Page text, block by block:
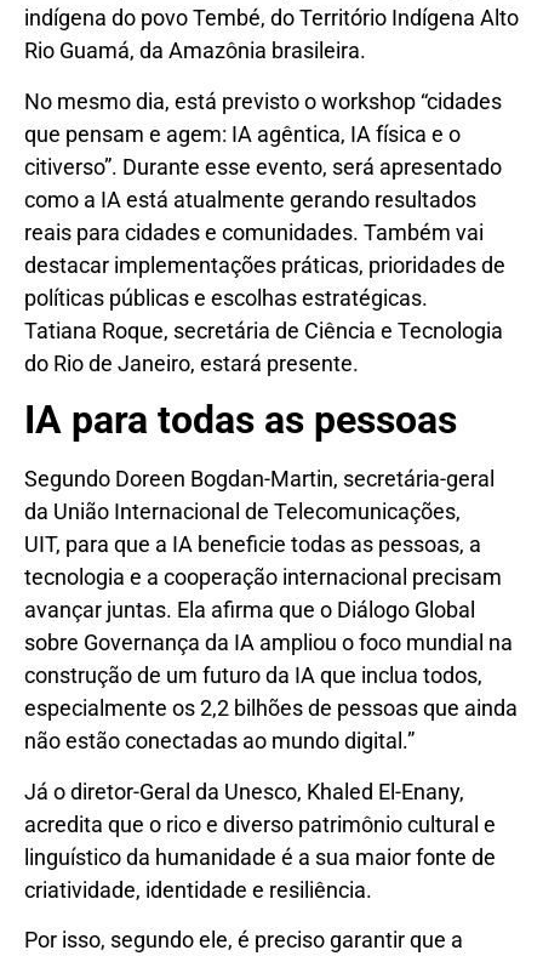
indígena do povo Tembé, do Território Indígena Alto
Rio Guamá, da Amazônia brasileira.
No mesmo dia, está previsto o workshop “cidades
que pensam e agem: IA agêntica, IA física e o
citiverso”. Durante esse evento, será apresentado
como a IA está atualmente gerando resultados
reais para cidades e comunidades. Também vai
destacar implementações práticas, prioridades de
políticas públicas e escolhas estratégicas.
Tatiana Roque, secretária de Ciência e Tecnologia
do Rio de Janeiro, estará presente.
IA para todas as pessoas
Segundo Doreen Bogdan-Martin, secretária-geral
da União Internacional de Telecomunicações,
UIT, para que a IA beneficie todas as pessoas, a
tecnologia e a cooperação internacional precisam
avançar juntas. Ela afirma que o Diálogo Global
sobre Governança da IA ampliou o foco mundial na
construção de um futuro da IA que inclua todos,
especialmente os 2,2 bilhões de pessoas que ainda
não estão conectadas ao mundo digital.”
Já o diretor-Geral da Unesco, Khaled El-Enany,
acredita que o rico e diverso patrimônio cultural e
linguístico da humanidade é a sua maior fonte de
criatividade, identidade e resiliência.
Por isso, segundo ele, é preciso garantir que a